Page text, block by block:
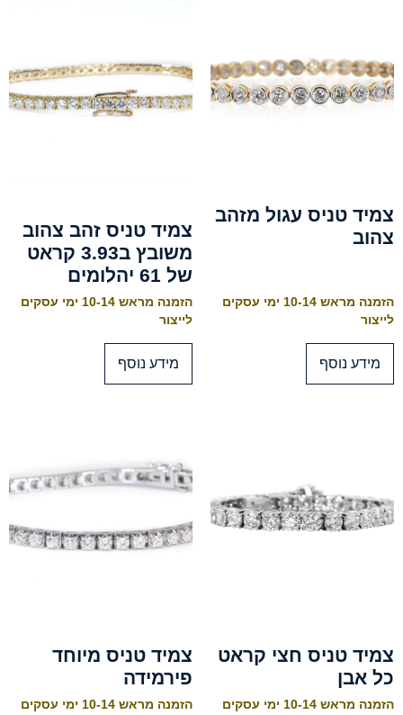
צמיד טניס עגול מזהב
צהוב
הזמנה מראש 10-14 ימי עסקים
לייצור
מידע נוסף
צמיד טניס זהב צהוב
משובץ ב3.93 קראט
של 61 יהלומים
הזמנה מראש 10-14 ימי עסקים
לייצור
מידע נוסף
צמיד טניס חצי קראט
כל אבן
הזמנה מראש 10-14 ימי עסקים
צמיד טניס מיוחד
פירמידה
הזמנה מראש 10-14 ימי עסקים